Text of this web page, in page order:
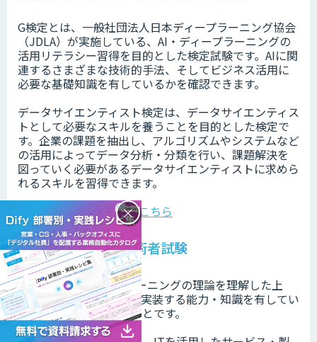
G検定とは、一般社団法人日本ディープラーニング協会
（JDLA）が実施している、AI・ディープラーニングの
活⽤リテラシー習得を目的とした検定試験です。AIに関
連するさまざまな技術的⼿法、そしてビジネス活⽤に
必要な基礎知識を有しているかを確認できます。
データサイエンティスト検定は、データサイエンティス
トとして必要なスキルを養うことを目的とした検定で
す。企業の課題を抽出し、アルゴリズムやシステムなど
の活用によってデータ分析・分類を行い、課題解決を
図っていく必要があるデータサイエンティストに求めら
れるスキルを習得できます。
G検定について詳しくはこちら
E資格・基本情報技術者試験
E資格とは、ディープラーニングの理論を理解した上
で、適切な手法によって実装する能力・知識を有してい
るかを認定する資格のことです。
×